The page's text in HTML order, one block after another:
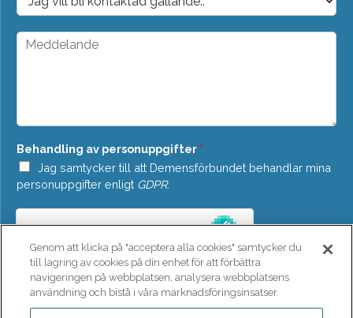
t
*
o
p
M
a
d
e
*
Behandling av personuppgifter *
Jag samtycker till att Demensförbundet behandlar mina
personuppgifter enligt GDPR.
SKICKA
Genom att klicka på "acceptera alla cookies" samtycker du
till lagring av cookies på din enhet för att förbättra
navigeringen på webbplatsen, analysera webbplatsens
användning och bistå i våra marknadsföringsinsatser.